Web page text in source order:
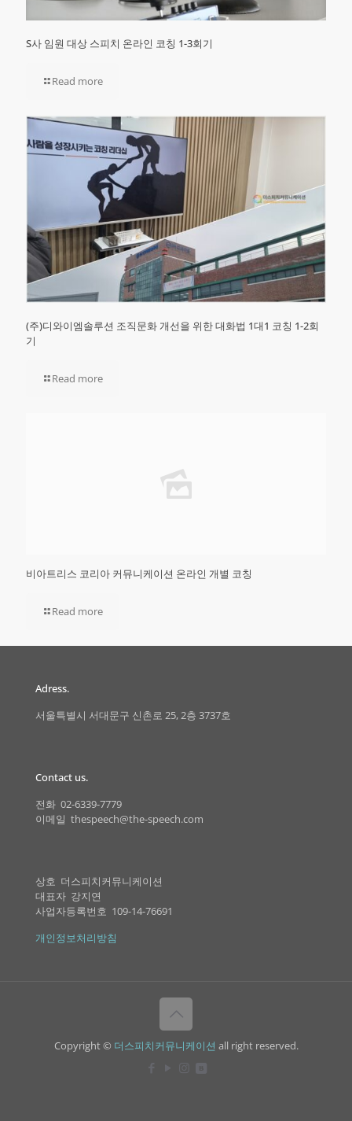
S사 임원 대상 스피치 온라인 코칭 1-3회기
Read more
(주)디와이엠솔루션 조직문화 개선을 위한 대화법 1대1 코칭 1-2회
기
Read more
비아트리스 코리아 커뮤니케이션 온라인 개별 코칭
Read more
Adress.
서울특별시 서대문구 신촌로 25, 2층 3737호
Contact us.
전화 02-6339-7779
이메일 thespeech@the-speech.com
상호 더스피치커뮤니케이션
대표자 강지연
사업자등록번호 109-14-76691
개인정보처리방침
Copyright © 더스피치커뮤니케이션 all right reserved.